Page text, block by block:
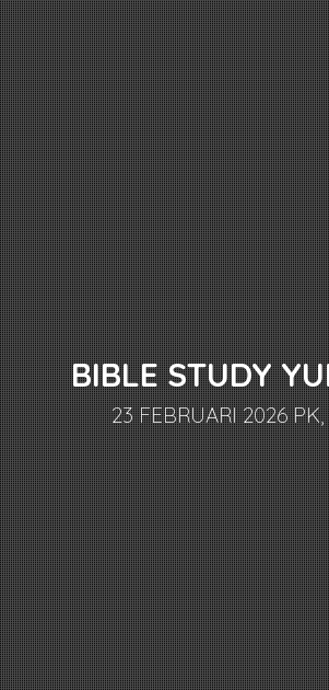
BIBLE STUDY
23 FEBRUARI 2026